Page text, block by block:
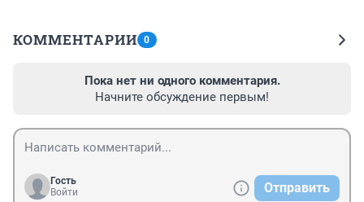
КОММЕНТАРИИ 0
Пока нет ни одного комментария.
Начните обсуждение первым!
Гость
Войти
Отправить